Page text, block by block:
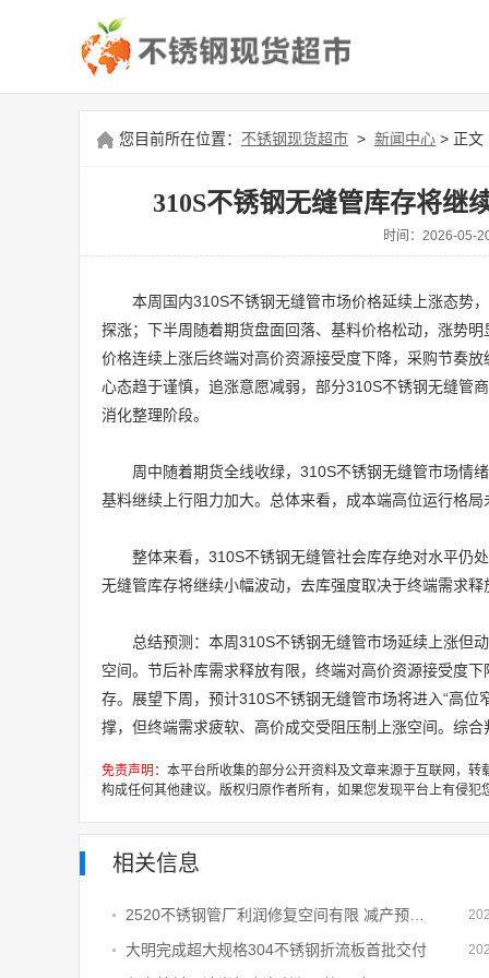
您目前所在位置： 不锈钢现货超市 > 新闻中心 > 正文
310S不锈钢无缝管库存将继
时间：2026-05-
本周国内310S不锈钢无缝管市场价格延续上涨态势
探涨；下半周随着期货盘面回落、基料价格松动，涨势明
价格连续上涨后终端对高价资源接受度下降，采购节奏
心态趋于谨慎，追涨意愿减弱，部分310S不锈钢无缝管
消化整理阶段。
周中随着期货全线收绿，310S不锈钢无缝管市场情
基料继续上行阻力加大。总体来看，成本端高位运行格
整体来看，310S不锈钢无缝管社会库存绝对水平仍
无缝管库存将继续小幅波动，去库强度取决于终端需求释
总结预测：本周310S不锈钢无缝管市场延续上涨但
空间。节后补库需求释放有限，终端对高价资源接受度
存。展望下周，预计310S不锈钢无缝管市场将进入“高
撑，但终端需求疲软、高价成交受阻压制上涨空间。综
免责声明 ：本平台所收集的部分公开资料及文章来源于互联网，
构成任何其他建议。版权归原作者所有，如果您发现平台上有侵
相关信息
大明完成超大规格304不锈钢折流板首批交付